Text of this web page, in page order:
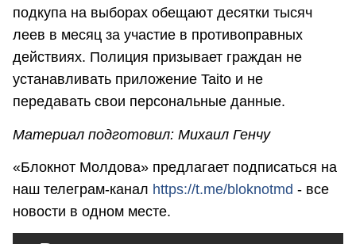
подкупа на выборах обещают десятки тысяч
леев в месяц за участие в противоправных
действиях. Полиция призывает граждан не
устанавливать приложение Taito и не
передавать свои персональные данные.
Материал подготовил: Михаил Генчу
«Блокнот Молдова» предлагает подписаться на
наш телеграм-канал https://t.me/bloknotmd - все
новости в одном месте.